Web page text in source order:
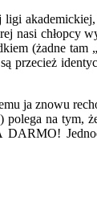
chłopcy
(żadne
przecież
ja znowu
na tym,